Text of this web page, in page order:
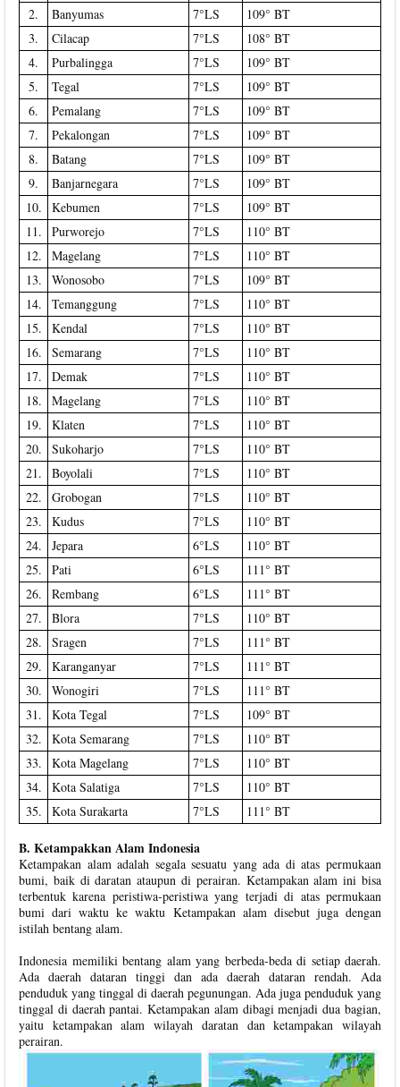
2.
Banyumas 7°LS
109° BT
3.
Cilacap 7°LS
108° BT
4.
Purbalingga 7°LS
109° BT
5.
Tegal 7°LS
109° BT
6.
Pemalang 7°LS
109° BT
7.
Pekalongan 7°LS
109° BT
8.
Batang 7°LS
109° BT
9.
Banjarnegara 7°LS
109° BT
10.
Kebumen 7°LS
109° BT
11.
Purworejo 7°LS
110° BT
12.
Magelang 7°LS
110° BT
13.
Wonosobo 7°LS
109° BT
14.
Temanggung 7°LS
110° BT
15.
Kendal 7°LS
110° BT
16.
Semarang 7°LS
110° BT
17.
Demak 7°LS
110° BT
18.
Magelang 7°LS
110° BT
19.
Klaten 7°LS
110° BT
20.
Sukoharjo 7°LS
110° BT
21.
Boyolali 7°LS
110° BT
22.
Grobogan 7°LS
110° BT
23.
Kudus 7°LS
110° BT
24.
Jepara 6°LS
110° BT
25.
Pati 6°LS
111° BT
26.
Rembang 6°LS
111° BT
27.
Blora 7°LS
110° BT
28.
Sragen 7°LS
111° BT
29.
Karanganyar 7°LS
111° BT
30.
Wonogiri 7°LS
111° BT
31.
Kota Tegal 7°LS
109° BT
32.
Kota Semarang 7°LS
110° BT
33.
Kota Magelang 7°LS
110° BT
34.
Kota Salatiga 7°LS
110° BT
35.
Kota Surakarta 7°LS 111° BT
B. Ketampakkan Alam Indonesia
Ketampakan alam adalah segala sesuatu yang ada di atas permukaan
bumi, baik di daratan ataupun di perairan. Ketampakan alam ini bisa
terbentuk karena peristiwa-peristiwa yang terjadi di atas permukaan
bumi dari waktu ke waktu Ketampakan alam disebut juga dengan
istilah bentang alam.
Indonesia memiliki bentang alam yang berbeda-beda di setiap daerah.
Ada daerah dataran tinggi dan ada daerah dataran rendah. Ada
penduduk yang tinggal di daerah pegunungan. Ada juga penduduk yang
tinggal di daerah pantai. Ketampakan alam dibagi menjadi dua bagian,
yaitu ketampakan alam wilayah daratan dan ketampakan wilayah
perairan.